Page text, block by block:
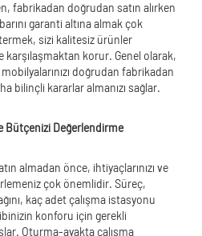
fabrikadan doğrudan satın alırken
garanti altına almak çok
sizi kalitesiz ürünler
karşılaşmaktan korur. Genel olarak,
doğrudan fabrikadan
bilinçli kararlar almanızı sağlar.
Bütçenizi Değerlendirme
almadan önce, ihtiyaçlarınızı ve
çok önemlidir. Süreç,
kaç adet çalışma istasyonu
konforu için gerekli
Oturma-ayakta çalışma